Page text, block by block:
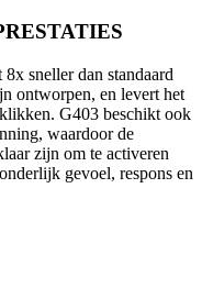
sneller dan standaard
ontworpen, en levert het
G403 beschikt ook
waardoor de
zijn om te activeren
gevoel, respons en